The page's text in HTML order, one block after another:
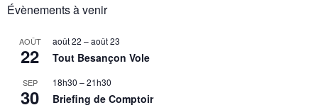
Évènements à venir
AOÛT
22
août 22 –août 23
Tout Besançon Vole
SEP
30
18h30 –21h30
Briefing de Comptoir